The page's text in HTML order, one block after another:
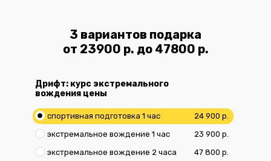
3 вариантов подарка
от 23900 р. до 47800 р.
Дрифт: курс экстремального
вождения цены
спортивная подготовка 1 час
24 900 р.
экстремальное вождение 1 час
23 900 р.
экстремальное вождение 2 часа
47 800 р.